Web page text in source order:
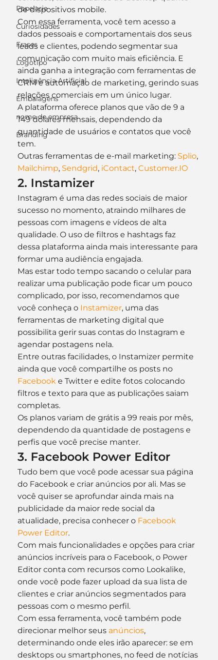
Papelaria
Curiosidades
Frases
Logotipo
Inteligência Artificial
Embalagens
nome de empresa
Branding
de dispositivos mobile.
Com essa ferramenta, você tem acesso a
dados pessoais e comportamentais dos seus
leads e clientes, podendo segmentar sua
comunicação com muito mais eficiência. E
ainda ganha a integração com ferramentas de
CRM e automação de marketing, gerindo suas
relações comerciais em um único lugar.
A plataforma oferece planos que vão de 9 a
149 dólares mensais, dependendo da
quantidade de usuários e contatos que você
tem.
Outras ferramentas de e-mail marketing: Splio,
Mailchimp, Sendgrid, iContact, Customer.IO
2. Instamizer
Instagram é uma das redes sociais de maior
sucesso no momento, atraindo milhares de
pessoas com imagens e vídeos de alta
qualidade. O uso de filtros e hashtags faz
dessa plataforma ainda mais interessante para
formar uma audiência engajada.
Mas estar todo tempo sacando o celular para
realizar uma publicação pode ficar um pouco
complicado, por isso, recomendamos que
você conheça o Instamizer, uma das
ferramentas de marketing digital que
possibilita gerir suas contas do Instagram e
agendar postagens nela.
Entre outras facilidades, o Instamizer permite
ainda que você compartilhe os posts no
Facebook e Twitter e edite fotos colocando
filtros e texto para que as publicações saiam
completas.
Os planos variam de grátis a 99 reais por mês,
dependendo da quantidade de postagens e
perfis que você precise manter.
3. Facebook Power Editor
Tudo bem que você pode acessar sua página
do Facebook e criar anúncios por ali. Mas se
você quiser se aprofundar ainda mais na
publicidade da maior rede social da
atualidade, precisa conhecer o Facebook
Power Editor.
Com mais funcionalidades e opções para criar
anúncios incríveis para o Facebook, o Power
Editor conta com recursos como Lookalike,
onde você pode fazer upload da sua lista de
clientes e criar anúncios segmentados para
pessoas com o mesmo perfil.
Com essa ferramenta, você também pode
direcionar melhor seus anúncios,
determinando onde eles irão aparecer: se em
desktops ou smartphones, no feed de notícias